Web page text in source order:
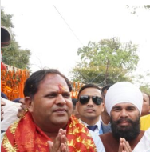
d
n
e
m
a
i
l